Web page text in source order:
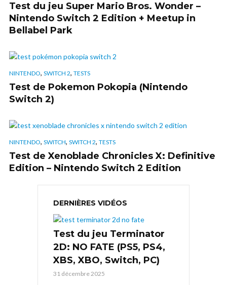
Test du jeu Super Mario Bros. Wonder –
Nintendo Switch 2 Edition + Meetup in
Bellabel Park
NINTENDO, SWITCH 2, TESTS
Test de Pokemon Pokopia (Nintendo
Switch 2)
NINTENDO, SWITCH, SWITCH 2, TESTS
Test de Xenoblade Chronicles X: Definitive
Edition – Nintendo Switch 2 Edition
DERNIÈRES VIDÉOS
Test du jeu Terminator
2D: NO FATE (PS5, PS4,
XBS, XBO, Switch, PC)
31 décembre 2025